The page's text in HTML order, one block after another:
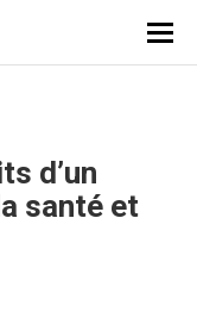
d’un
santé et